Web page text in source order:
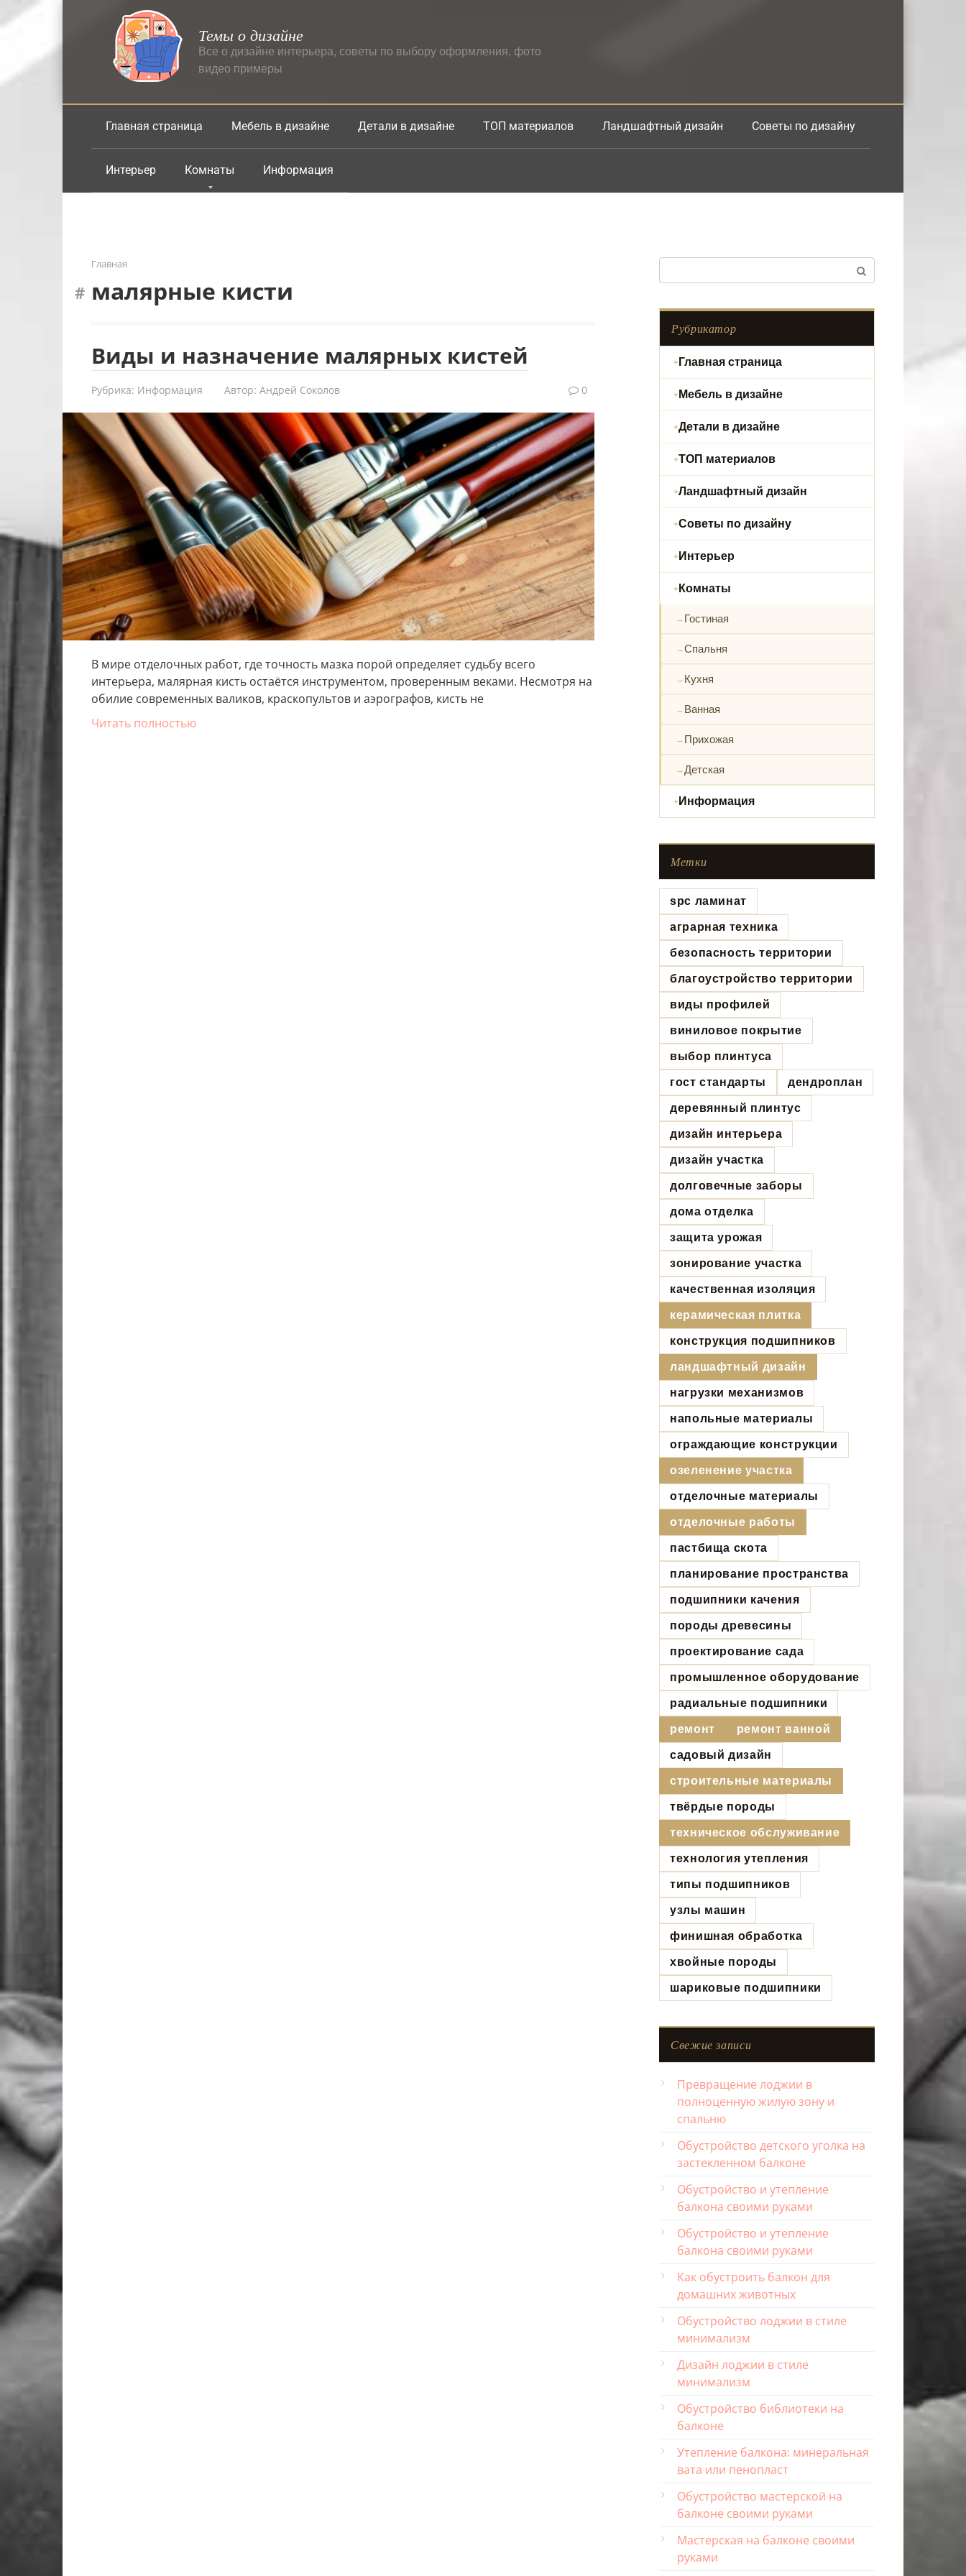
Перейти
к
Темы о дизайне
Все о дизайне интерьера, советы по выбору оформления, фото
видео примеры
Главная страница Мебель в дизайне Детали в дизайне ТОП материалов Ландшафтный дизайн Советы по дизайну
Интерьер Комнаты Информация
Главная
малярные кисти
Виды и назначение малярных кистей
Рубрика: Информация Автор: Андрей Соколов 0
В мире отделочных работ, где точность мазка порой определяет судьбу всего
интерьера, малярная кисть остаётся инструментом, проверенным веками. Несмотря на
обилие современных валиков, краскопультов и аэрографов, кисть не
Читать полностью
Рубрикатор
Главная страница
Мебель в дизайне
Детали в дизайне
ТОП материалов
Ландшафтный дизайн
Советы по дизайну
Интерьер
Комнаты
Гостиная
Спальня
Кухня
Ванная
Прихожая
Детская
Информация
Метки
spc ламинат
аграрная техника
безопасность территории
благоустройство территории
виды профилей
виниловое покрытие
выбор плинтуса
гост стандарты дендроплан
деревянный плинтус
дизайн интерьера
дизайн участка
долговечные заборы
дома отделка
защита урожая
зонирование участка
качественная изоляция
керамическая плитка
конструкция подшипников
ландшафтный дизайн
нагрузки механизмов
напольные материалы
ограждающие конструкции
озеленение участка
отделочные материалы
отделочные работы
пастбища скота
планирование пространства
подшипники качения
породы древесины
проектирование сада
промышленное оборудование
радиальные подшипники
ремонт ремонт ванной
садовый дизайн
строительные материалы
твёрдые породы
техническое обслуживание
технология утепления
типы подшипников
узлы машин
финишная обработка
хвойные породы
шариковые подшипники
Свежие записи
Превращение лоджии в
полноценную жилую зону и
спальню
Обустройство детского уголка на
застекленном балконе
Обустройство и утепление
балкона своими руками
Обустройство и утепление
балкона своими руками
Как обустроить балкон для
домашних животных
Обустройство лоджии в стиле
минимализм
Дизайн лоджии в стиле
минимализм
Обустройство библиотеки на
балконе
Утепление балкона: минеральная
вата или пенопласт
Обустройство мастерской на
балконе своими руками
Мастерская на балконе своими
руками